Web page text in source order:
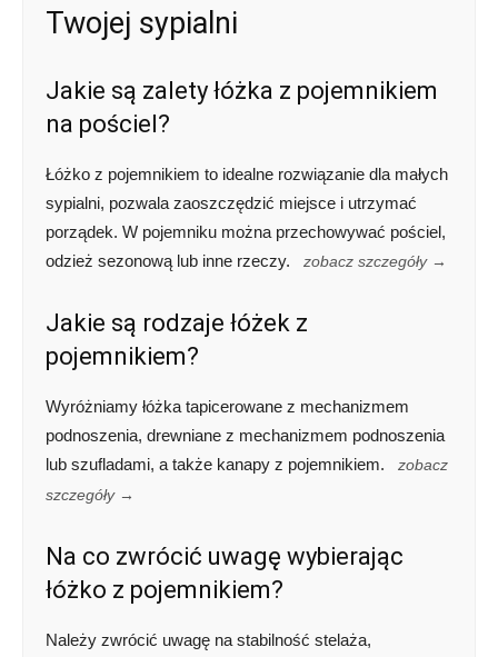
Twojej sypialni
Jakie są zalety łóżka z pojemnikiem
na pościel?
Łóżko z pojemnikiem to idealne rozwiązanie dla małych
sypialni, pozwala zaoszczędzić miejsce i utrzymać
porządek. W pojemniku można przechowywać pościel,
odzież sezonową lub inne rzeczy.
zobacz szczegóły →
Jakie są rodzaje łóżek z
pojemnikiem?
Wyróżniamy łóżka tapicerowane z mechanizmem
podnoszenia, drewniane z mechanizmem podnoszenia
lub szufladami, a także kanapy z pojemnikiem.
zobacz
szczegóły →
Na co zwrócić uwagę wybierając
łóżko z pojemnikiem?
Należy zwrócić uwagę na stabilność stelaża,